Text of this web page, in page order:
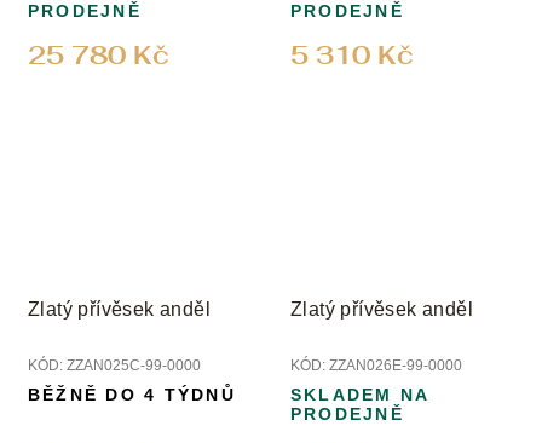
25 780 Kč
PRODEJNĚ
5 310 Kč
PRODEJNĚ
Zlatý přívěsek anděl
KÓD: ZZAN025C-99-0000
BĚŽNĚ DO 4 TÝDNŮ
Zlatý přívěsek anděl
KÓD: ZZAN026E-99-0000
SKLADEM NA
PRODEJNĚ